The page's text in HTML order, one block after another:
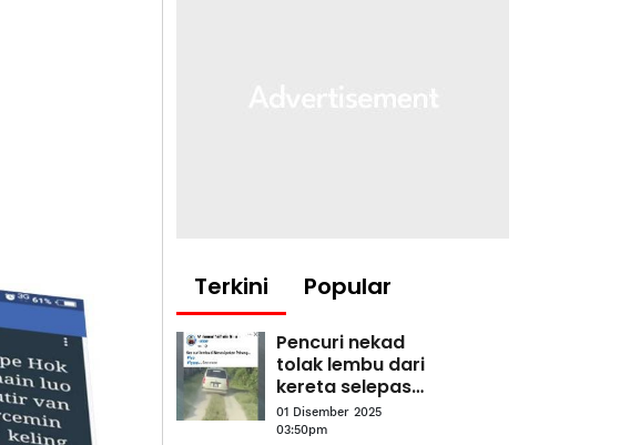
Terkini Popular
Pencuri nekad
tolak lembu dari
kereta selepas
dikejar
penduduk
01 Disember 2025
03:50pm